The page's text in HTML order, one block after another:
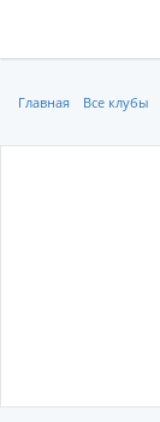
Главная Все клубы